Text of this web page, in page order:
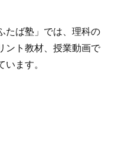
たば塾」では、理科の
ント教材、授業動画で
ます。